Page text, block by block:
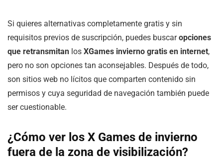
Si quieres alternativas completamente gratis y sin
requisitos previos de suscripción, puedes buscaropciones
que retransmitan los XGames invierno gratis en internet,
pero no son opciones tan aconsejables. Después de todo,
son sitios web no lícitos que comparten contenido sin
permisos y cuya seguridad de navegación también puede
ser cuestionable.
¿Cómo ver los X Games de invierno
fuera de la zona de visibilización?